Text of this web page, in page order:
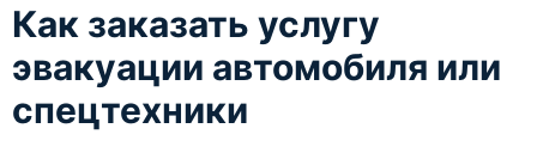
Как заказать услугу
эвакуации автомобиля или
спецтехники